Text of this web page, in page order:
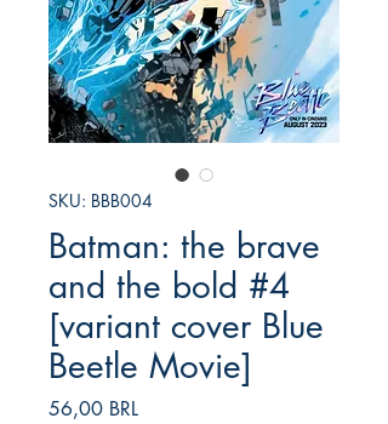
SKU: BBB004
Batman: the brave
and the bold #4
[variant cover Blue
Beetle Movie]
56,00 BRLPrezzo